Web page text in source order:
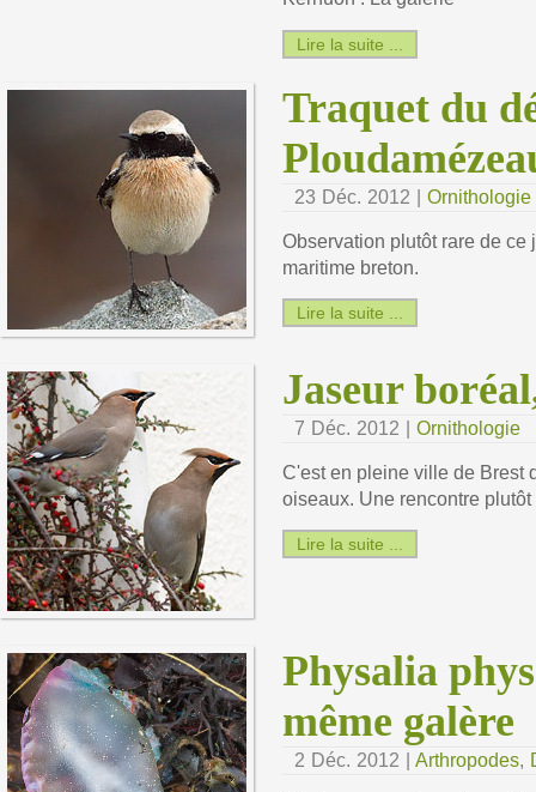
Lire la suite ...
Traquet du
23 Déc. 2012 | Ornithologie
Observation plutôt rare de
maritime breton.
Lire la suite ...
Jaseur
7 Déc. 2012 | Ornithologie
C'est en pleine ville de Brest
oiseaux. Une rencontre
Lire la suite ...
Physalia
même galère
2 Déc. 2012 | Arthropodes,